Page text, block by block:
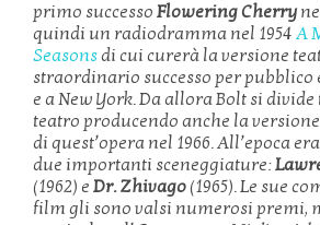
primo successoFlowering Cherry
quindi un radiodramma nel 1954A
Seasonsdi cui curerà la versione
straordinario successo per pubblico
e a New York. Da allora Bolt si
teatro producendo anche la
di quest’opera nel 1966. All’epoca
due importanti sceneggiature:
(1962) eDr. Zhivago(1965). Le sue
film gli sono valsi numerosi premi,